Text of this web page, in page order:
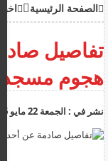
الصفحة الرئيسية اخبار
تفاصيل
هجوم مسجد
نشر في : الجمعة 22 مايو 2026